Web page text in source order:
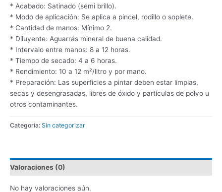
* Acabado: Satinado (semi brillo).
* Modo de aplicación: Se aplica a pincel, rodillo o soplete.
* Cantidad de manos: Mínimo 2.
* Diluyente: Aguarrás mineral de buena calidad.
* Intervalo entre manos: 8 a 12 horas.
* Tiempo de secado: 4 a 6 horas.
* Rendimiento: 10 a 12 m²/litro y por mano.
* Preparación: Las superficies a pintar deben estar limpias,
secas y desengrasadas, libres de óxido y partículas de polvo u
otros contaminantes.
Categoría: Sin categorizar
Valoraciones (0)
No hay valoraciones aún.